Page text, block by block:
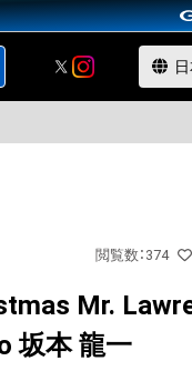
閲覧数 ： 374
Mr.
坂本 龍一